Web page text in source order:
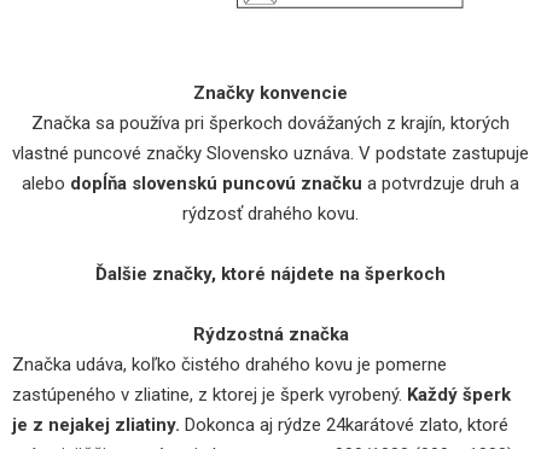
Značky konvencie
Značka sa používa pri šperkoch dovážaných z krajín, ktorých
vlastné puncové značky Slovensko uznáva. V podstate zastupuje
alebo dopĺňa slovenskú puncovú značku a potvrdzuje druh a
rýdzosť drahého kovu.
Ďalšie značky, ktoré nájdete na šperkoch
Rýdzostná značka
Značka udáva, koľko čistého drahého kovu je pomerne
zastúpeného v zliatine, z ktorej je šperk vyrobený. Každý šperk
je z nejakej zliatiny. Dokonca aj rýdze 24karátové zlato, ktoré